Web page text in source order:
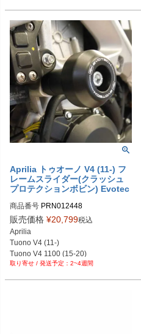
PRN002407-002867-07
PRN002407-002867-08
PRN002407-002867-09
PRN002407-002867-10
PRN002407-002867-11
PRN002407-002867-12
PRN002407-002867-15
PRN002407-002867-16
PRN002407-002867-17
PRN002407-002867-18
PRN002407-002867-19
Aprilia トゥオーノ V4 (11-) フ
レームスライダー(クラッシュ
プロテクションボビン) Evotec
商品番号 PRN012448
PRN012448-01
PRN012448-02
PRN012448-03
PRN012448-04
PRN012448-05
PRN012448-07
販売価格 ¥20,799税込
Aprilia
Tuono V4 (11-)
Tuono V4 1100 (15-20)
2~4週間